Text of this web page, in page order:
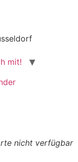
mit!
nicht verfügbar